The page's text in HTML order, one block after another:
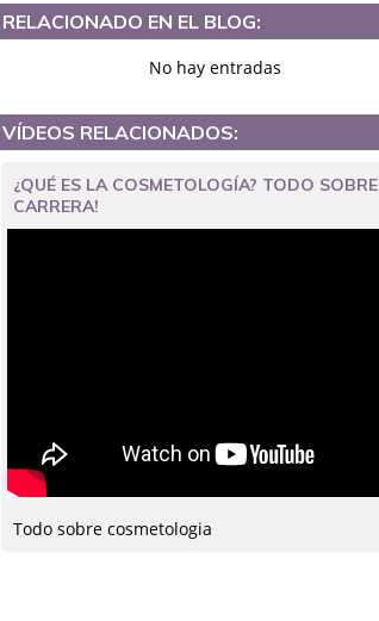
RELACIONADO EN EL BLOG:
No hay entradas
VÍDEOS RELACIONADOS:
¿QUÉ ES LA COSMETOLOGÍA? TODO
CARRERA!
Todo sobre cosmetologia